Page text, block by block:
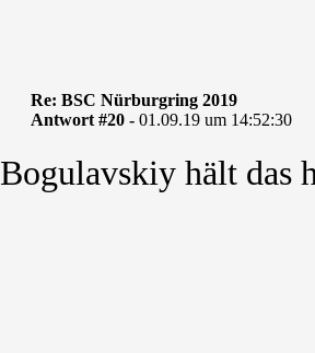
Re: BSC Nürburgring 2019
Antwort #20 - 01.09.19 um 14:52:30
Bogulavskiy hält das